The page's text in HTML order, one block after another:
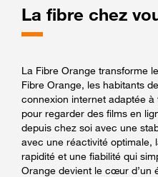
La fibre chez
La Fibre Orange transforme
Fibre Orange, les habitants
connexion internet adaptée
pour regarder des films en
depuis chez soi avec une
avec une réactivité optimale,
rapidité et une fiabilité qui
Orange devient le cœur d’un